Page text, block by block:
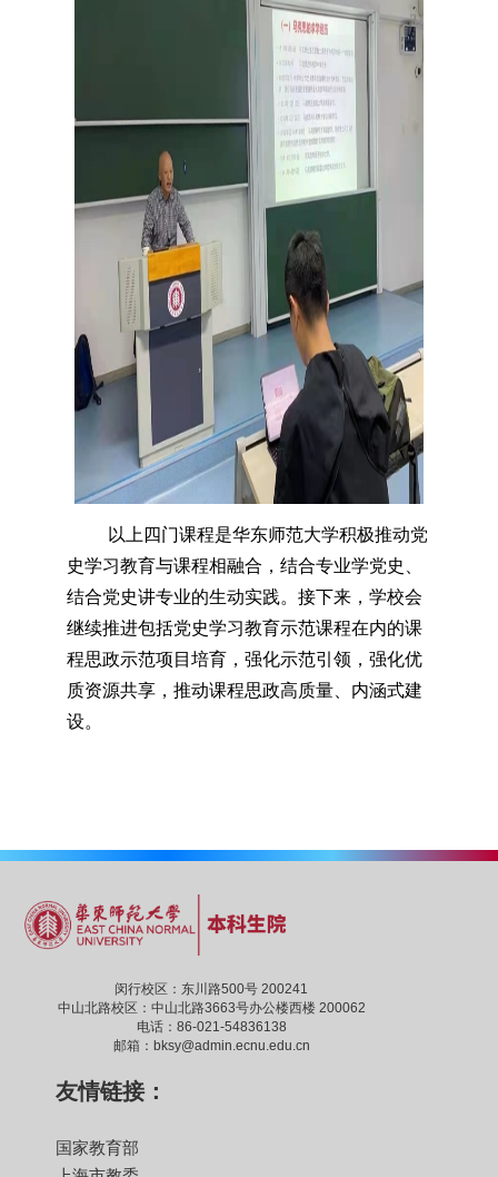
以上四门课程是华东师范大学积极推动党
史学习教育与课程相融合，结合专业学党史、
结合党史讲专业的生动实践。 接下来，学校会
继续推进包括党史学习教育示范课程在内的课
程思政示范项目培育，强化示范引领，强化优
质资源共享，推动课程思政高质量、内涵式建
设。
闵行校区：东川路500号 200241
中山北路校区：中山北路3663号办公楼西楼 200062
电话：86-021-54836138
邮箱：bksy@admin.ecnu.edu.cn
友情链接：
国家教育部